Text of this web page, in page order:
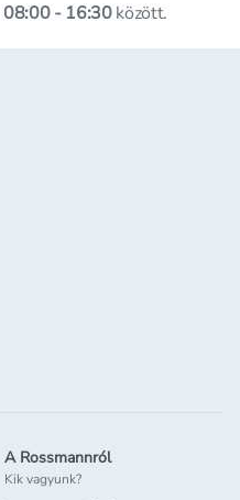
08:00 - 16:30között.
A Rossmannról
Kik vagyunk?